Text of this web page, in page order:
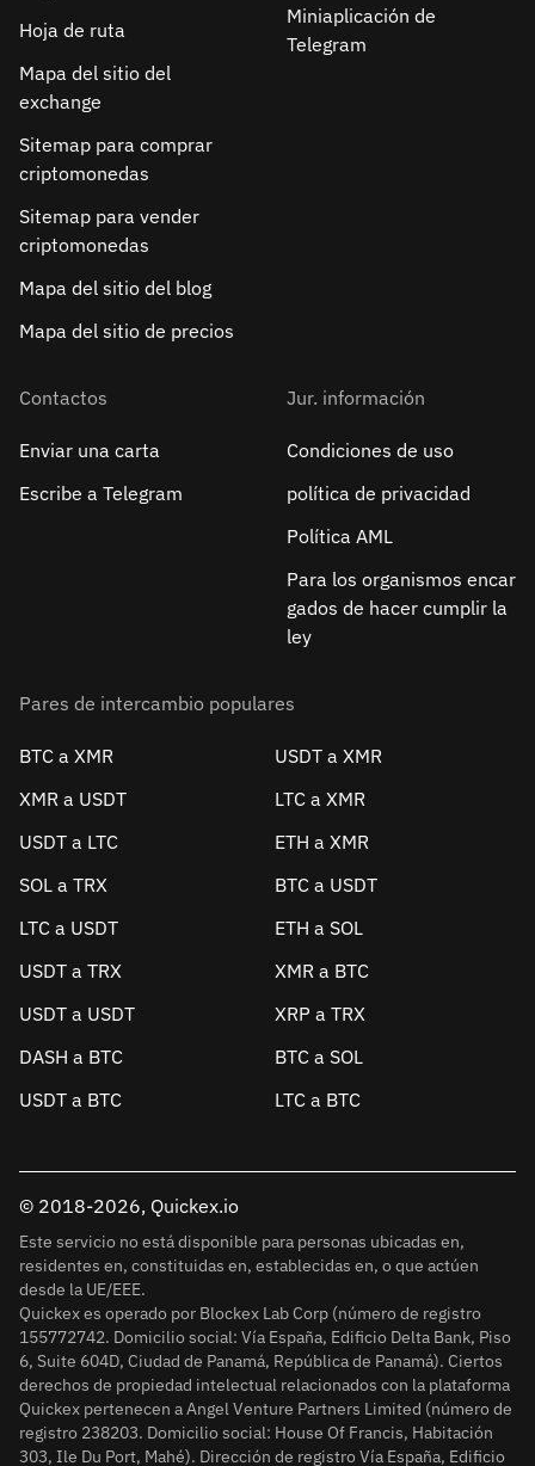
Hoja de ruta
Mapa del sitio del
exchange
Sitemap para comprar
criptomonedas
Sitemap para vender
criptomonedas
Mapa del sitio del blog
Mapa del sitio de precios
Miniaplicación de
Telegram
Contactos
Enviar una carta
Escribe a Telegram
Jur. información
Condiciones de uso
política de privacidad
Política AML
Para los organismos encar
gados de hacer cumplir la
ley
Pares de intercambio populares
BTC a XMR
USDT a XMR
XMR a USDT
LTC a XMR
USDT a LTC
ETH a XMR
SOL a TRX
BTC a USDT
LTC a USDT
ETH a SOL
USDT a TRX
XMR a BTC
USDT a USDT
XRP a TRX
DASH a BTC
BTC a SOL
USDT a BTC
LTC a BTC
© 2018-2026, Quickex.io
Este servicio no está disponible para personas ubicadas en,
residentes en, constituidas en, establecidas en, o que actúen
desde la UE/EEE.
Quickex es operado por Blockex Lab Corp (número de registro
155772742. Domicilio social: Vía España, Edificio Delta Bank, Piso
6, Suite 604D, Ciudad de Panamá, República de Panamá). Ciertos
derechos de propiedad intelectual relacionados con la plataforma
Quickex pertenecen a Angel Venture Partners Limited (número de
registro 238203. Domicilio social: House Of Francis, Habitación
303, Ile Du Port, Mahé). Dirección de registro Vía España, Edificio